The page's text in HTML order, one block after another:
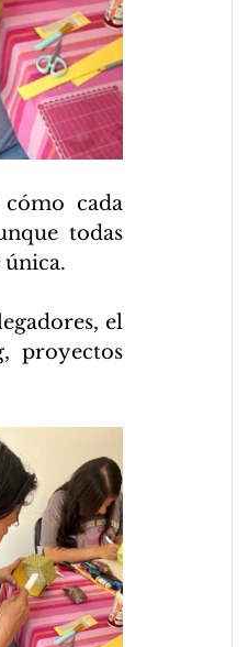
cada
todas
el
proyectos